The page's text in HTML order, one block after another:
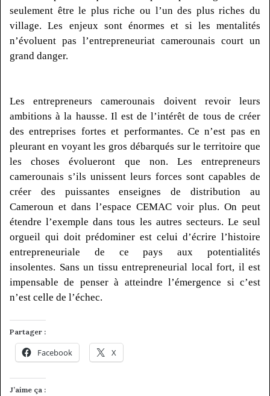
seulement être le plus riche ou l’un des plus riches du
village. Les enjeux sont énormes et si les mentalités
n’évoluent pas l’entrepreneuriat camerounais court un
grand danger.
Les entrepreneurs camerounais doivent revoir leurs
ambitions à la hausse. Il est de l’intérêt de tous de créer
des entreprises fortes et performantes. Ce n’est pas en
pleurant en voyant les gros débarqués sur le territoire que
les choses évolueront que non. Les entrepreneurs
camerounais s’ils unissent leurs forces sont capables de
créer des puissantes enseignes de distribution au
Cameroun et dans l’espace CEMAC voir plus. On peut
étendre l’exemple dans tous les autres secteurs. Le seul
orgueil qui doit prédominer est celui d’écrire l’histoire
entrepreneuriale de ce pays aux potentialités
insolentes. Sans un tissu entrepreneurial local fort, il est
impensable de penser à atteindre l’émergence si c’est
n’est celle de l’échec.
Partager :
Facebook X
J’aime ça :